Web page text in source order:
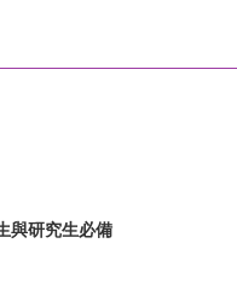
與研究生必備